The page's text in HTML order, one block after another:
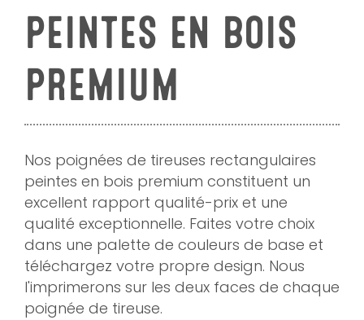
PEINTES EN BOIS
PREMIUM
Nos poignées de tireuses rectangulaires
peintes en bois premium constituent un
excellent rapport qualité-prix et une
qualité exceptionnelle. Faites votre choix
dans une palette de couleurs de base et
téléchargez votre propre design. Nous
l'imprimerons sur les deux faces de chaque
poignée de tireuse.